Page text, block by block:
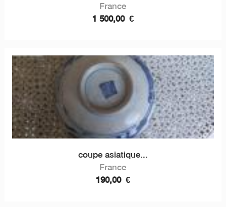
France
1 500,00 €
coupe asiatique...
France
190,00 €